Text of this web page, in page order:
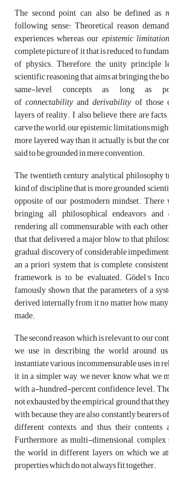
The second point can also be defined as
following sense: Theoretical reason
experiences whereas our epistemic
complete picture of it that is reduced to
of physics. Therefore, the unity principle
scientific reasoning that aims at bringing the
same-level concepts as long as
ofconnectabilityandderivabilityof those
layers of reality. I also believe there are
carve the world; our epistemic limitations
more layered way than it actually is, but the
said to be grounded in mere convention.
The twentieth century analytical philosophy
kind of discipline that is more grounded
opposite of our postmodern mindset.
bringing all philosophical endeavors and
rendering all commensurable with each
that that delivered a major blow to that
gradual discovery of considerable
an a priori system that is complete,
framework is to be evaluated. Gödel’s
famously shown that the parameters of a
derived internally from it no matter how
made.
The second reason which is relevant to our
we use in describing the world around
instantiate various incommensurable uses in
it in a simpler way, we never know what we
with a-hundred-percent confidence level.
not exhausted by the empirical ground that
with, because they are also constantly bearers
different contexts, and thus their
Furthermore, as multi-dimensional, complex
the world in different layers on which we
properties which do not always fit together.